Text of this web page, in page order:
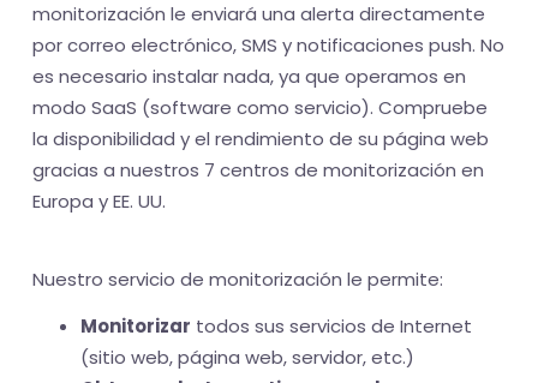
monitorización le enviará una alerta directamente
por correo electrónico, SMS y notificaciones push. No
es necesario instalar nada, ya que operamos en
modo SaaS (software como servicio). Compruebe
la disponibilidad y el rendimiento de su página web
gracias a nuestros 7 centros de monitorización en
Europa y EE. UU.
Nuestro servicio de monitorización le permite:
Monitorizar todos sus servicios de Internet
(sitio web, página web, servidor, etc.)